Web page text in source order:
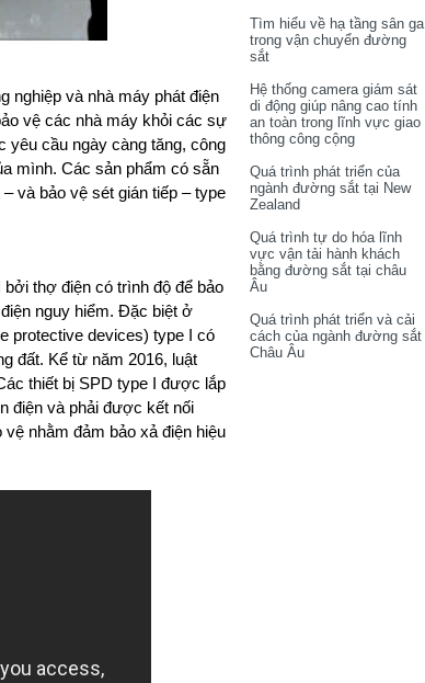
nghiệp và nhà máy phát điện
vệ các nhà máy khỏi các sự
yêu cầu ngày càng tăng, công
mình. Các sản phẩm có sẵn
và bảo vệ sét gián tiếp – type
thợ điện có trình độ để bảo
nguy hiểm. Đặc biệt ở
protective devices) type I có
đất. Kể từ năm 2016, luật
thiết bị SPD type I được lắp
điện và phải được kết nối
nhằm đảm bảo xả điện hiệu
Tìm hiểu về hạ tầng sân ga
trong vận chuyển đường
sắt
Hệ thống camera giám sát
di động giúp nâng cao tính
an toàn trong lĩnh vực giao
thông công cộng
Quá trình phát triển của
ngành đường sắt tại New
Zealand
Quá trình tự do hóa lĩnh
vực vận tải hành khách
bằng đường sắt tại châu
Âu
Quá trình phát triển và cải
cách của ngành đường sắt
Châu Âu